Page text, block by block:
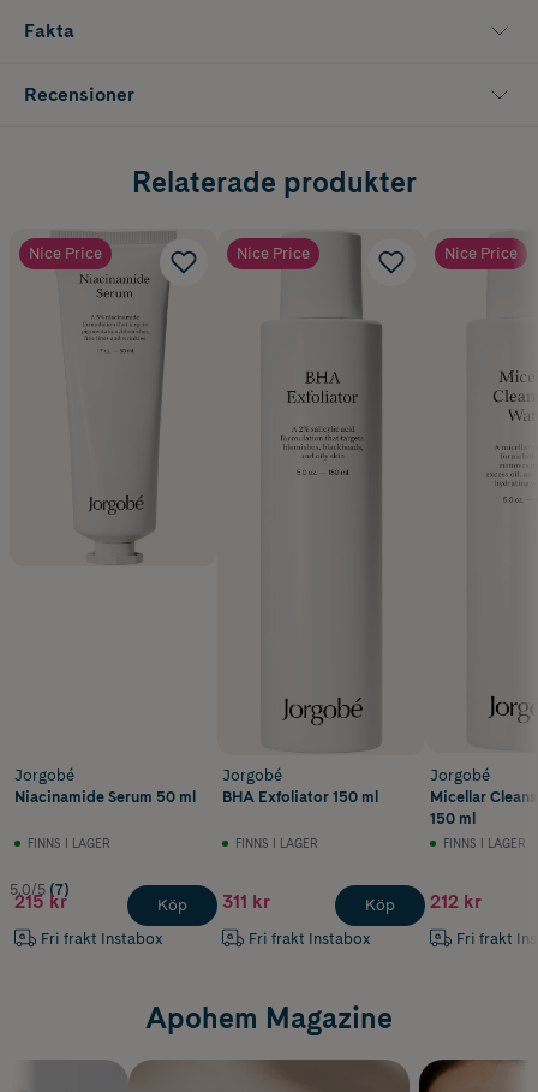
Fakta
Recensioner
Relaterade produkter
Nice Price
Jorgobé
Niacinamide Serum 50 ml
FINNS I LAGER
5.0/5 (7)
215 kr
Fri frakt Instabox
Köp
Nice Price
Jorgobé
BHA Exfoliator 150 ml
FINNS I LAGER
311 kr
Fri frakt Instabox
Köp
Nice Price
Jorgobé
Micellar
150 ml
FINNS I LAGER
212 kr
Fri frakt
Apohem Magazine